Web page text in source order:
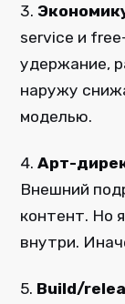
3.
service и
удержание,
наружу
моделью.
4. Арт-
Внешний
контент. Но
внутри.
5. Build/